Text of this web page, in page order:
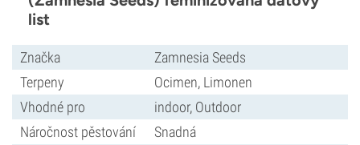
list
Značka
Zamnesia Seeds
Terpeny
Ocimen, Limonen
Vhodné pro
indoor, Outdoor
Náročnost pěstování
Snadná